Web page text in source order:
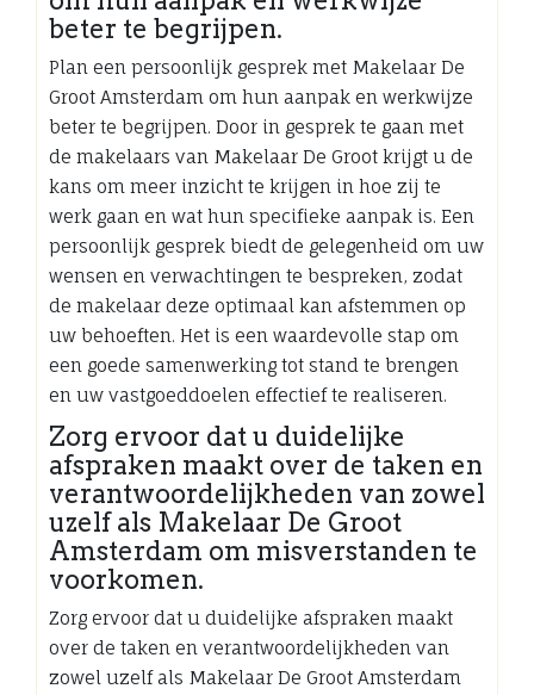
beter te begrijpen.
Plan een persoonlijk gesprek met Makelaar De
Groot Amsterdam om hun aanpak en werkwijze
beter te begrijpen. Door in gesprek te gaan met
de makelaars van Makelaar De Groot krijgt u de
kans om meer inzicht te krijgen in hoe zij te
werk gaan en wat hun specifieke aanpak is. Een
persoonlijk gesprek biedt de gelegenheid om uw
wensen en verwachtingen te bespreken, zodat
de makelaar deze optimaal kan afstemmen op
uw behoeften. Het is een waardevolle stap om
een goede samenwerking tot stand te brengen
en uw vastgoeddoelen effectief te realiseren.
Zorg ervoor dat u duidelijke
afspraken maakt over de taken en
verantwoordelijkheden van zowel
uzelf als Makelaar De Groot
Amsterdam om misverstanden te
voorkomen.
Zorg ervoor dat u duidelijke afspraken maakt
over de taken en verantwoordelijkheden van
zowel uzelf als Makelaar De Groot Amsterdam